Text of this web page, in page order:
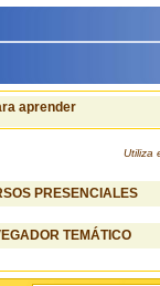
aprender
Utiliza
PRESENCIALES
TEMÁTICO